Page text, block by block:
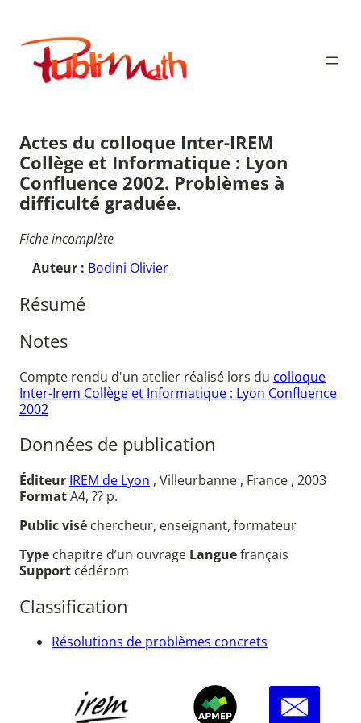
contenu
Publimath
Actes du colloque Inter-IREM
Collège et Informatique : Lyon
Confluence 2002. Problèmes à
difficulté graduée.
Fiche incomplète
Auteur : Bodini Olivier
Résumé
Notes
Compte rendu d'un atelier réalisé lors du colloque
Inter-Irem Collège et Informatique : Lyon Confluence
2002
Données de publication
Éditeur IREM de Lyon , Villeurbanne , France , 2003
FormatA4, ?? p.
Public visé chercheur, enseignant, formateur
Type chapitre d’un ouvrage Languefrançais
Support cédérom
Classification
Résolutions de problèmes concrets